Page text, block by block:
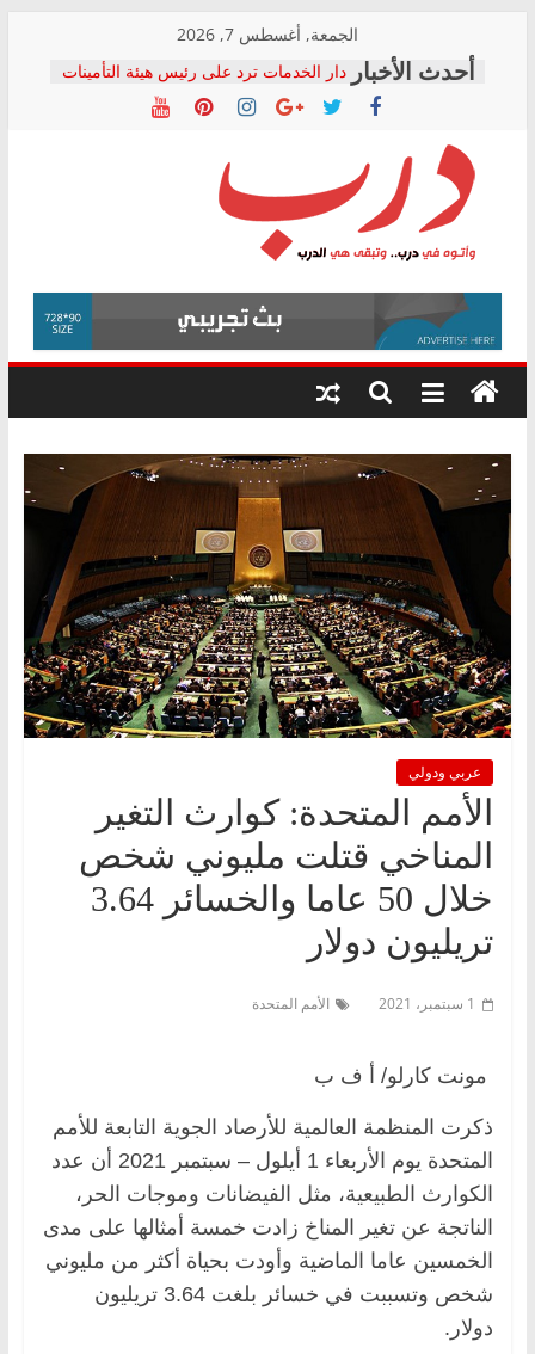
content
الجمعة, أغسطس 7, 2026
دار الخدمات ترد على رئيس هيئة التأمينات
بعد مؤتمره الصحفي: إنكار الأزمة لا ينهي
معاناة أصحاب المعاشات.. ونطالب بكشف
فرحات سليمان يكتب: القطاع الصحي إلى
أين؟
حزب التحالف الشعبي يطلق لجنة “الحق
في الصحة” بالإسكندرية لرصد الانتهاكات
ودعم المرضى
الوزاري لمدينة الصحفيين.. وانتهاء أعمال
إنشاء المبنى الإداري
المجلس القومي لحقوق الإنسان يعلن
متابعة قضية الدكتور محمد زهران.. ويؤكد:
قرينة البراءة وضمانات المحاكمة العادلة
درب
وأتوه
درب..
وتبقى
هي
عربي ودولي
الأمم المتحدة: كوارث التغير
المناخي قتلت مليوني شخص
خلال 50 عاما والخسائر 3.64
تريليون دولار
1 سبتمبر، 2021 الأمم المتحدة
مونت كارلو/ أ ف ب
ذكرت المنظمة العالمية للأرصاد الجوية التابعة للأمم
المتحدة يوم الأربعاء 1 أيلول – سبتمبر 2021 أن عدد
الكوارث الطبيعية، مثل الفيضانات وموجات الحر،
الناتجة عن تغير المناخ زادت خمسة أمثالها على مدى
الخمسين عاما الماضية وأودت بحياة أكثر من مليوني
شخص وتسببت في خسائر بلغت 3.64 تريليون
دولار.